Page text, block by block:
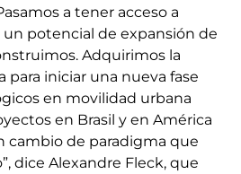
a tener acceso a
potencial de expansión de
Adquirimos la
para iniciar una nueva fase
en movilidad urbana
en Brasil y en América
cambio de paradigma que
dice Alexandre Fleck, que